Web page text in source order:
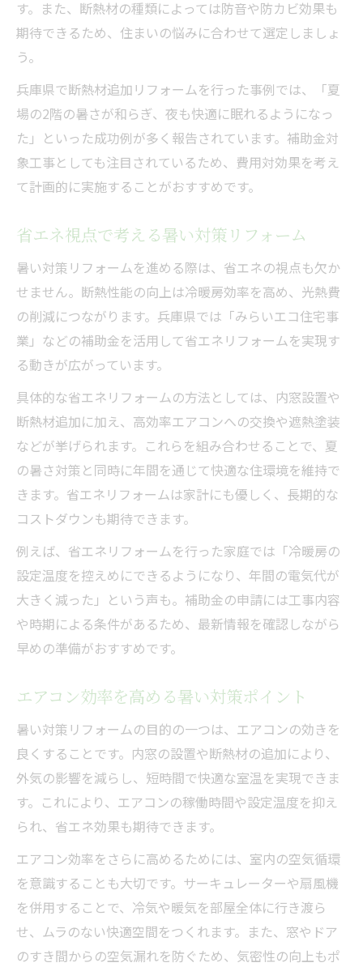
す。また、断熱材の種類によっては防音や防カビ効果も
期待できるため、住まいの悩みに合わせて選定しましょ
う。
兵庫県で断熱材追加リフォームを行った事例では、「夏
場の2階の暑さが和らぎ、夜も快適に眠れるようになっ
た」といった成功例が多く報告されています。補助金対
象工事としても注目されているため、費用対効果を考え
て計画的に実施することがおすすめです。
省エネ視点で考える暑い対策リフォーム
暑い対策リフォームを進める際は、省エネの視点も欠か
せません。断熱性能の向上は冷暖房効率を高め、光熱費
の削減につながります。兵庫県では「みらいエコ住宅事
業」などの補助金を活用して省エネリフォームを実現す
る動きが広がっています。
具体的な省エネリフォームの方法としては、内窓設置や
断熱材追加に加え、高効率エアコンへの交換や遮熱塗装
などが挙げられます。これらを組み合わせることで、夏
の暑さ対策と同時に年間を通じて快適な住環境を維持で
きます。省エネリフォームは家計にも優しく、長期的な
コストダウンも期待できます。
例えば、省エネリフォームを行った家庭では「冷暖房の
設定温度を控えめにできるようになり、年間の電気代が
大きく減った」という声も。補助金の申請には工事内容
や時期による条件があるため、最新情報を確認しながら
早めの準備がおすすめです。
エアコン効率を高める暑い対策ポイント
暑い対策リフォームの目的の一つは、エアコンの効きを
良くすることです。内窓の設置や断熱材の追加により、
外気の影響を減らし、短時間で快適な室温を実現できま
す。これにより、エアコンの稼働時間や設定温度を抑え
られ、省エネ効果も期待できます。
エアコン効率をさらに高めるためには、室内の空気循環
を意識することも大切です。サーキュレーターや扇風機
を併用することで、冷気や暖気を部屋全体に行き渡ら
せ、ムラのない快適空間をつくれます。また、窓やドア
のすき間からの空気漏れを防ぐため、気密性の向上もポ